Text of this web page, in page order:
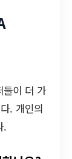
들이 더 가
. 개인의
.